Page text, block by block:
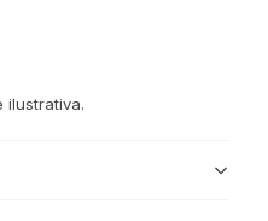
ilustrativa.